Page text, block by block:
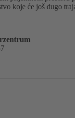
koje će još dugo